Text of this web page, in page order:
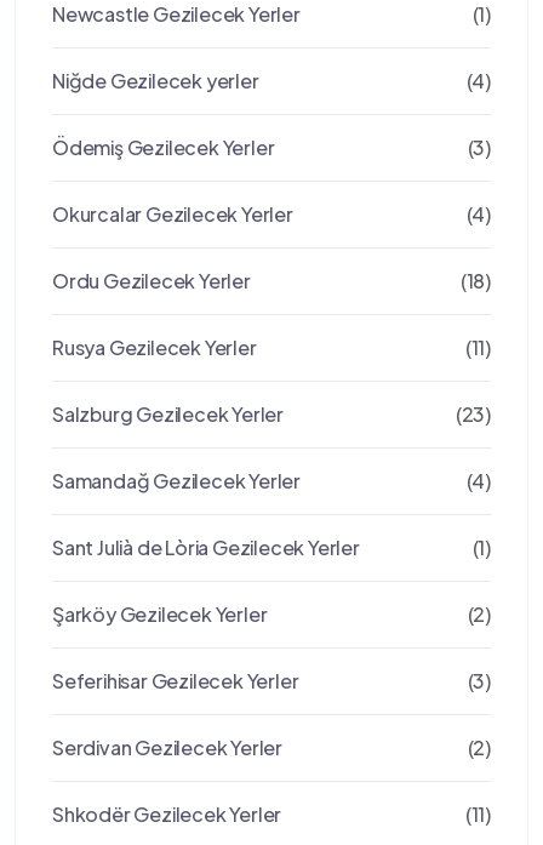
Newcastle Gezilecek Yerler (1)
Niğde Gezilecek yerler (4)
Ödemiş Gezilecek Yerler (3)
Okurcalar Gezilecek Yerler (4)
Ordu Gezilecek Yerler (18)
Rusya Gezilecek Yerler (11)
Salzburg Gezilecek Yerler (23)
Samandağ Gezilecek Yerler (4)
Sant Julià de Lòria Gezilecek Yerler (1)
Şarköy Gezilecek Yerler (2)
Seferihisar Gezilecek Yerler (3)
Serdivan Gezilecek Yerler (2)
Shkodër Gezilecek Yerler (11)